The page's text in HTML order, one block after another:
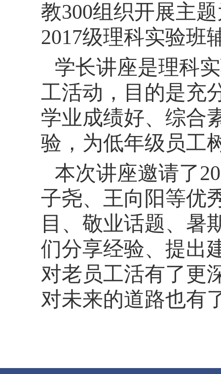
教300组织开展主
2017级理科实验班
学长讲座是理科
工活动，目的是充
学业成绩好、综合
验，为低年级员工
本次讲座邀请了
子尧、王向阳等优
目、敬业话题、暑
们分享经验、提出
对老员工活有了更
对未来的道路也有